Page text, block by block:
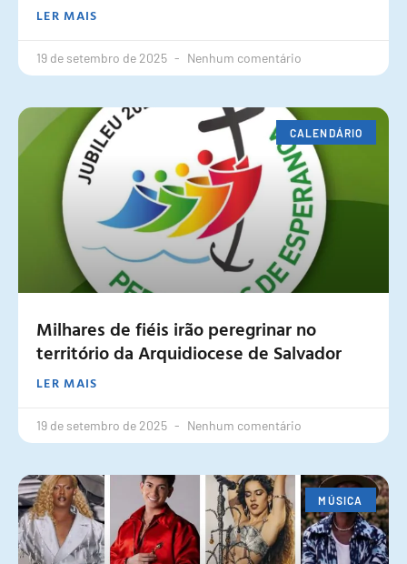
LER MAIS
19 de setembro de 2025 Nenhum comentário
CALENDÁRIO
Milhares de fiéis irão peregrinar no
território da Arquidiocese de Salvador
LER MAIS
19 de setembro de 2025 Nenhum comentário
MÚSICA